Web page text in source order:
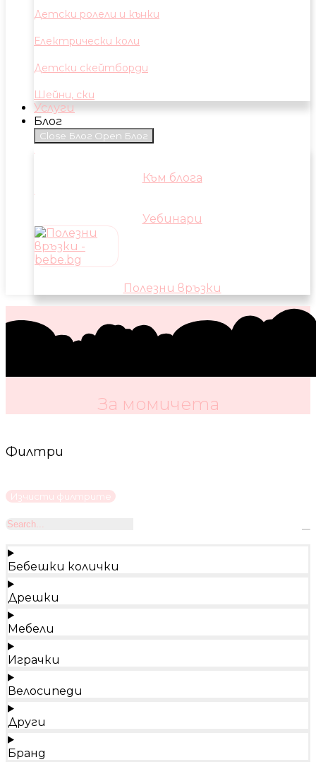
Детски ролели и кънки
Електрически коли
Детски скейтборди
Шейни, ски
Услуги
Блог
Close Блог Open Блог
Към блога
Уебинари
Полезни връзки
За момичета
Филтри
Изчисти филтрите
Бебешки колички
Дрешки
Мебели
Играчки
Велосипеди
Други
Бранд